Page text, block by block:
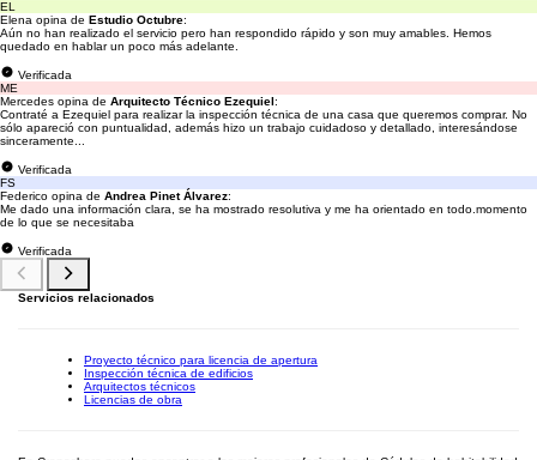
EL
Elena opina de Estudio Octubre:
Aún no han realizado el servicio pero han respondido rápido y son muy amables. Hemos
quedado en hablar un poco más adelante.
Verificada
ME
Mercedes opina de Arquitecto Técnico Ezequiel:
Contraté a Ezequiel para realizar la inspección técnica de una casa que queremos comprar. No
sólo apareció con puntualidad, además hizo un trabajo cuidadoso y detallado, interesándose
sinceramente...
Verificada
FS
Federico opina de Andrea Pinet Álvarez:
Me dado una información clara, se ha mostrado resolutiva y me ha orientado en todo.momento
de lo que se necesitaba
Verificada
Servicios relacionados
Proyecto técnico para licencia de apertura
Inspección técnica de edificios
Arquitectos técnicos
Licencias de obra